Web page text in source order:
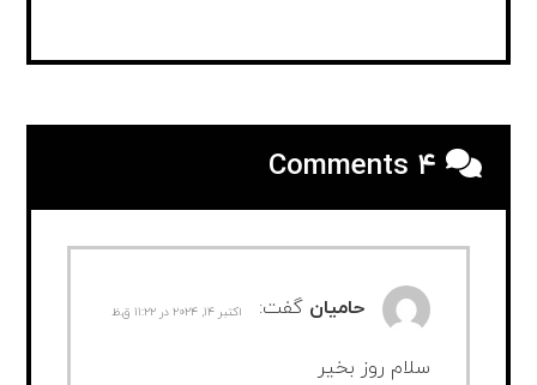
۴ Comments
حامیان گفت: اکتبر ۱۴, ۲۰۲۴ در ۱۱:۲۲ ق.ظ
سلام روز بخیر